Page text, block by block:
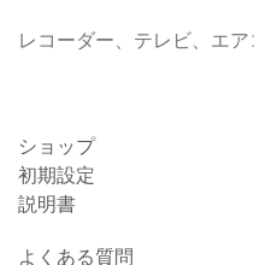
レコーダー、テレビ、エ
ショップ
初期設定
説明書
よくある質問